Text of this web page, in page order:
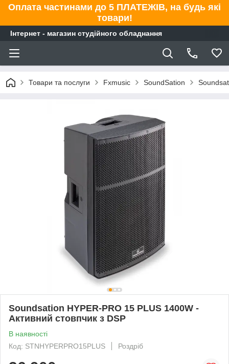
Оплата частинами до 5 ПЛАТЕЖІВ, на будь які
товари!
Інтернет - магазин студійного обладнання
Товари та послуги Fxmusic SoundSation
Soundsation HYPER-PRO 15 PLUS 1400W -
Активний стовпчик з DSP
В наявності
Код: STNHYPERPRO15PLUS
Роздріб